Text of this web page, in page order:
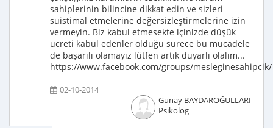
sahiplerinin bilincine dikkat edin ve sizleri
suistimal etmelerine değersizleştirmelerine izin
vermeyin. Biz kabul etmesekte içinizde düşük
ücreti kabul edenler olduğu sürece bu mücadele
de başarılı olamayız lütfen artık duyarlı olalım...
https://www.facebook.com/groups/mesleginesahipcik/
02-10-2014
Günay BAYDAROĞULLARI
Psikolog